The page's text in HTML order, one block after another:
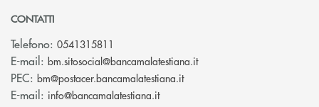
CONTATTI
Telefono: 0541315811
E-mail: bm.sitosocial@bancamalatestiana.it(si apre l’app di posta
PEC: bm@postacer.bancamalatestiana.it(si apre l’app di posta
E-mail: info@bancamalatestiana.it(si apre l’app di posta